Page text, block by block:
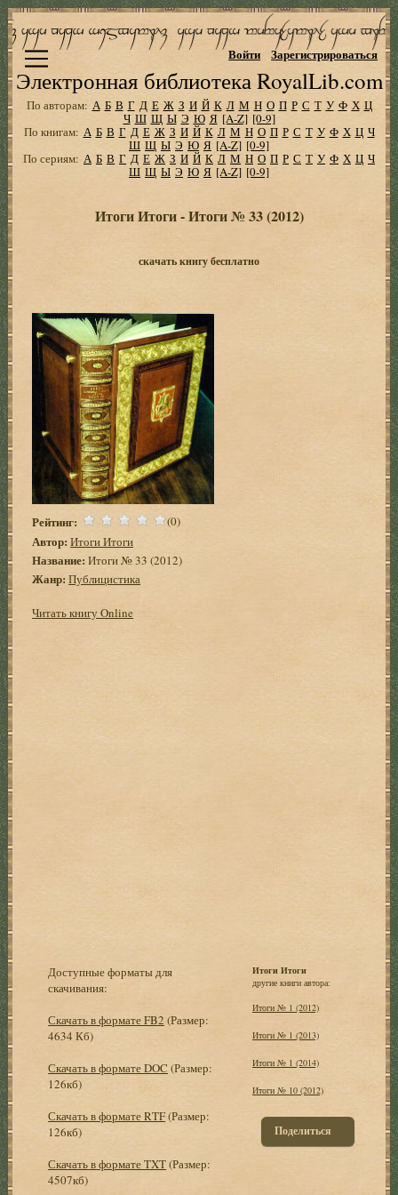
Электронная библиотека RoyalLib.com
Войти Зарегистрироваться
По авторам: А Б В Г Д Е Ж З И Й К Л М Н О П Р С Т У Ф Х Ц
Ч Ш Щ Ы Э Ю Я [A-Z] [0-9]
По книгам: А Б В Г Д Е Ж З И Й К Л М Н О П Р С Т У Ф Х Ц Ч
Ш Щ Ы Э Ю Я [A-Z] [0-9]
По сериям: А Б В Г Д Е Ж З И Й К Л М Н О П Р С Т У Ф Х Ц Ч
Ш Щ Ы Э Ю Я [A-Z] [0-9]
Итоги Итоги - Итоги № 33 (2012)
скачать книгу бесплатно
Рейтинг: (0)
Автор: Итоги Итоги
Название: Итоги № 33 (2012)
Жанр: Публицистика
Читать книгу Online
Доступные форматы для
скачивания:
Скачать в формате FB2 (Размер:
4634 Кб)
Скачать в формате DOC (Размер:
126кб)
Скачать в формате RTF(Размер:
126кб)
Скачать в формате TXT(Размер:
4507кб)
Итоги Итоги
другие книги автора:
Итоги № 1 (2012)
Итоги № 1 (2013)
Итоги № 1 (2014)
Итоги № 10 (2012)
Поделиться